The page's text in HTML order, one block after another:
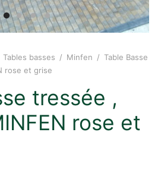
Tables basses / Minfen / Table Basse
rose et grise
tressée ,
rose et